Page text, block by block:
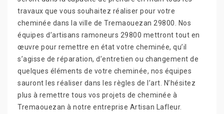
travaux que vous souhaitez réaliser pour votre
cheminée dans la ville de Tremaouezan 29800. Nos
équipes d’artisans ramoneurs 29800 mettront tout en
œuvre pour remettre en état votre cheminée, qu’il
s’agisse de réparation, d’entretien ou changement de
quelques éléments de votre cheminée, nos équipes
sauront les réaliser dans les règles de l’art. N’hésitez
plus à remettre tous vos projets de cheminée à
Tremaouezan à notre entreprise Artisan Lafleur.